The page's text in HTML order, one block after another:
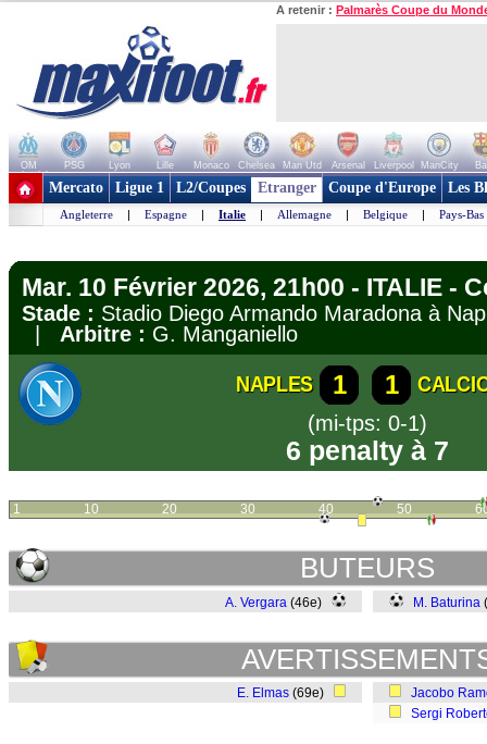
A retenir : Palmarès Coupe du
OM PSG Lyon Lille Monaco Chelsea Man Utd Arsenal Liverpool ManCity
+ de clubs
Mercato Ligue 1 L2/Coupes Etranger Coupe d'Europe Les
Angleterre | Espagne | Italie | Allemagne | Belgique | Pays-Bas
Mar. 10 Février 2026, 21h00 - ITALIE -
Stade : Stadio Diego Armando Maradona à
Arbitre : G. Manganiello
NAPLES 1 1
(mi-tps: 0-1)
6 penalty à 7
1 10 20 30 40 50
BUTEURS
A. Vergara (46e) M. Baturina
E. Elmas (69e)
Jacobo
Sergi